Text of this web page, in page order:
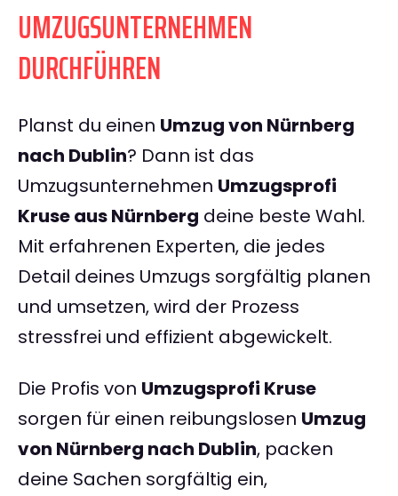
UMZUGSUNTERNEHMEN
DURCHFÜHREN
Planst du einen Umzug von Nürnberg
nach Dublin? Dann ist das
Umzugsunternehmen Umzugsprofi
Kruse aus Nürnberg deine beste Wahl.
Mit erfahrenen Experten, die jedes
Detail deines Umzugs sorgfältig planen
und umsetzen, wird der Prozess
stressfrei und effizient abgewickelt.
Die Profis von Umzugsprofi Kruse
sorgen für einen reibungslosen Umzug
von Nürnberg nach Dublin, packen
deine Sachen sorgfältig ein,